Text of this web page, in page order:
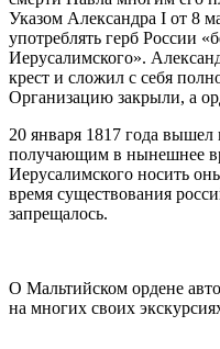
Указом Александра I от 8
употреблять герб России
Иерусалимского».
крест и сложил с себя
Организацию закрыли, а
20 января 1817 года
получающим в нынешнее
Иерусалимского носить
время существования
запрещалось.
О Мальтийском ордене
на многих своих